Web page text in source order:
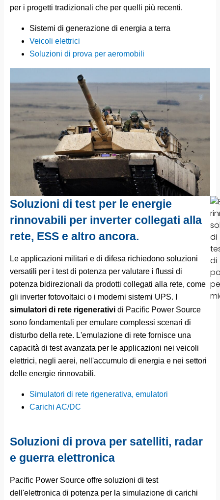
per i progetti tradizionali che per quelli più recenti.
Sistemi di generazione di energia a terra
Veicoli elettrici
Soluzioni di prova per aeromobili
Soluzioni di test per le energie
rinnovabili per inverter collegati alla
rete, ESS e altro ancora.
Le applicazioni militari e di difesa richiedono soluzioni
versatili per i test di potenza per valutare i flussi di
potenza bidirezionali da prodotti collegati alla rete, come
gli inverter fotovoltaici o i moderni sistemi UPS. I
simulatori di rete rigenerativi di Pacific Power Source
sono fondamentali per emulare complessi scenari di
disturbo della rete. L'emulazione di rete fornisce una
capacità di test avanzata per le applicazioni nei veicoli
elettrici, negli aerei, nell'accumulo di energia e nei settori
delle energie rinnovabili.
Simulatori di rete rigenerativa, emulatori
Carichi AC/DC
Soluzioni di prova per satelliti, radar
e guerra elettronica
Pacific Power Source offre soluzioni di test
dell'elettronica di potenza per la simulazione di carichi